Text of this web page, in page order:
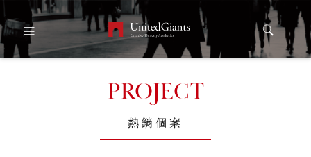
PROJECT
熱銷個案